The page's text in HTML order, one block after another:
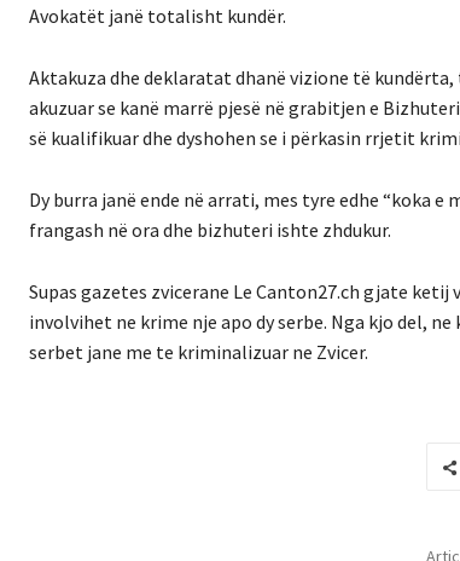
Avokatët janë totalisht kundër.
Aktakuza dhe deklaratat dhanë vizione të
akuzuar se kanë marrë pjesë në grabitjen e
së kualifikuar dhe dyshohen se i përkasin rrjetit
Dy burra janë ende në arrati, mes tyre edhe “koka
frangash në ora dhe bizhuteri ishte zhdukur.
Supas gazetes zvicerane Le Canton27.ch gjate
involvihet ne krime nje apo dy serbe. Nga kjo del,
serbet jane me te kriminalizuar ne Zvicer.